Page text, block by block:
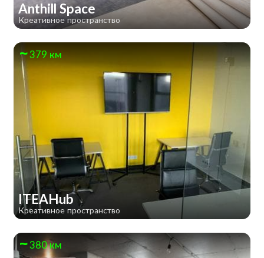
Anthill Space
Креативное пространство
379 км
ITEAHub
Креативное пространство
380 км